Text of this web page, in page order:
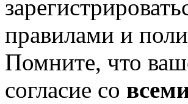
правилами и
Помните, что
согласие со